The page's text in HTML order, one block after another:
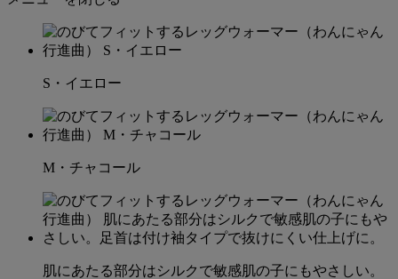
S・イエロー
M・チャコール
肌にあたる部分はシルクで敏感肌の子にもやさしい。